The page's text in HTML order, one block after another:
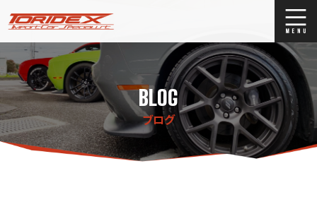
ブログ
Stock list
ストックリスト
買取
BLOG
ブログ